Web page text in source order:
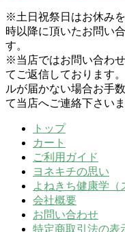
※土日祝祭日はお休み
時以降に頂いたお問い
す。
※当店ではお問い合わ
てご返信しております
ルが届かない場合お手
て当店へご連絡下さい
トップ
カート
ご利用ガイド
ヨネキチの思い
よねきち健康学（
会社概要
お問い合わせ
特定商取引法の表